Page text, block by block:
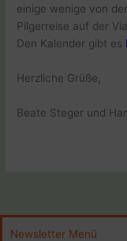
einige wenige von
Pilgerreise auf der
Den Kalender gibt es
Herzliche Grüße,
Beate Steger und
Newsletter Menü